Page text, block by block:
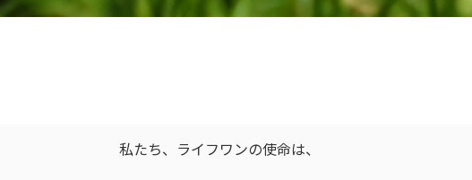
私たち、ライフワンの使命は、